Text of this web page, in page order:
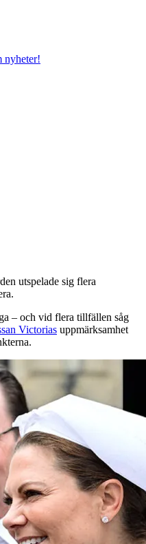
nyheter!
utspelade sig flera
– och vid flera tillfällen såg
Victorias uppmärksamhet